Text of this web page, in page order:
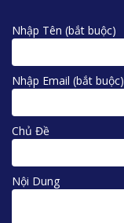
Nhập Tên (bắt buộc)
Nhập Email (bắt buộc)
Chủ Đề
Nội Dung